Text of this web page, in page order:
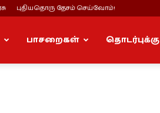
புதியதொரு தேசம் செய்வோம்!
பாசறைகள் தொடர்புக்கு